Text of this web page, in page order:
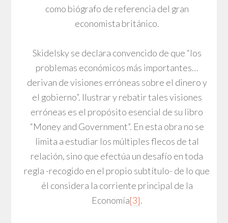
como biógrafo de referencia del gran
economista británico.
Skidelsky se declara convencido de que “los
problemas económicos más importantes…
derivan de visiones erróneas sobre el dinero y
el gobierno”. Ilustrar y rebatir tales visiones
erróneas es el propósito esencial de su libro
“Money and Government”. En esta obra no se
limita a estudiar los múltiples flecos de tal
relación, sino que efectúa un desafío en toda
regla -recogido en el propio subtítulo- de lo que
él considera la corriente principal de la
Economía[3].